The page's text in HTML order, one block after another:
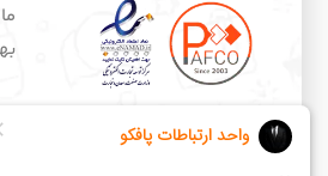
لینک های مفید